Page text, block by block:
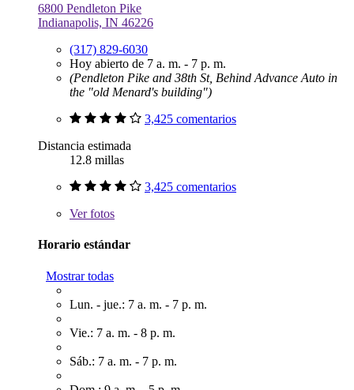
6800 Pendleton Pike
Indianapolis, IN 46226
(317) 829-6030
Hoy abierto de 7 a. m. - 7 p. m.
(Pendleton Pike and 38th St, Behind Advance Auto in
the "old Menard's building")
3,425 comentarios
Distancia estimada
12.8 millas
3,425 comentarios
Verfotos
Horario estándar
Mostrar todas
Lun. - jue.: 7 a. m. - 7 p. m.
Vie.: 7 a. m. - 8 p. m.
Sáb.: 7 a. m. - 7 p. m.